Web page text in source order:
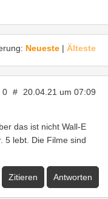
Neueste | Älteste
0 # 20.04.21 um 07:09
das ist nicht Wall-E
5 lebt. Die Filme sind
Zitieren Antworten